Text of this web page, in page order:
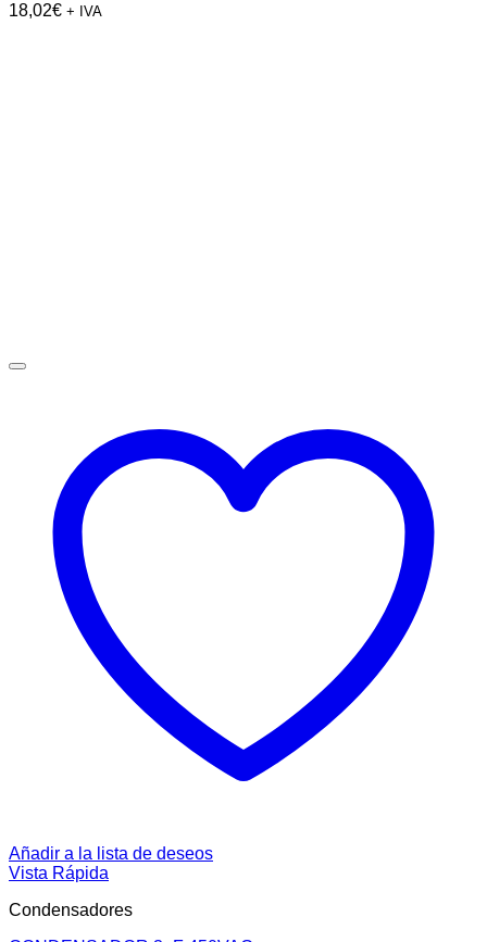
18,02€ + IVA
Añadir a la lista de deseos
Vista Rápida
Condensadores